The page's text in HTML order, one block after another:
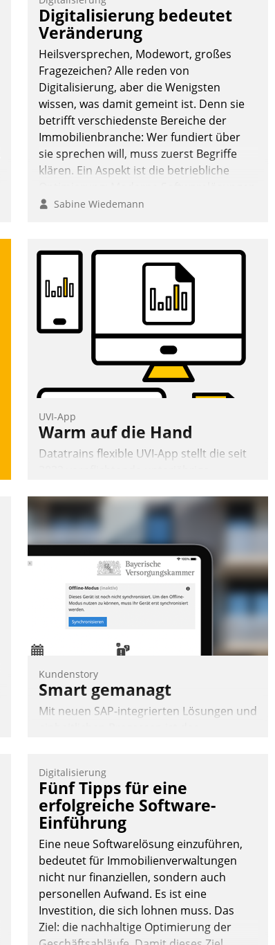
Vernetzungsideen fürs Quartier.
Dazwischen zeigte Datatrain, was es
Neues zu bieten hat.
Nadja Hußmann
Digitalisierung bedeutet
Veränderung
Heilsversprechen, Modewort, großes
Fragezeichen? Alle reden von
Digitalisierung, aber die Wenigsten
wissen, was damit gemeint ist. Denn sie
betrifft verschiedenste Bereiche der
Immobilienbranche: Wer fundiert über
sie sprechen will, muss zuerst Begriffe
klären. Ein Aspekt ist die betriebliche
ermöglichen große Einsparungen durch
Allein mit der Einführung einer neuen
Software ist es nicht getan. Die
Digitalisierung erfordert von
Unternehmen die Bereitschaft, sich zu
überprüfen, zu hinterfragen und zu
verändern.
Sabine Wiedemann
UVI-App
Warm auf die Hand
Datatrains flexible UVI-App stellt die seit
zuverlässig und leicht bekömmlich bereit:
Die monatlichen Mitteilungen zum
Heizungs- und Wasserverbrauch gehen
automatisiert, vollständig und auf
Wunsch über mehrere zuvor festgelegte
Kommunikationswege bei den
Empfängern ein.
Nadja Hußmann
Kundenstory
Smart gemanagt
Mit neuen SAP-integrierten Lösungen und
Kapitalanlage für künftige Aufgaben und
Herausforderungen gerüstet.
Nadja Hußmann
Digitalisierung
Fünf Tipps für eine
erfolgreiche Software-
Einführung
Eine neue Softwarelösung einzuführen,
bedeutet für Immobilienverwaltungen
nicht nur finanziellen, sondern auch
personellen Aufwand. Es ist eine
Investition, die sich lohnen muss. Das
Ziel: die nachhaltige Optimierung der